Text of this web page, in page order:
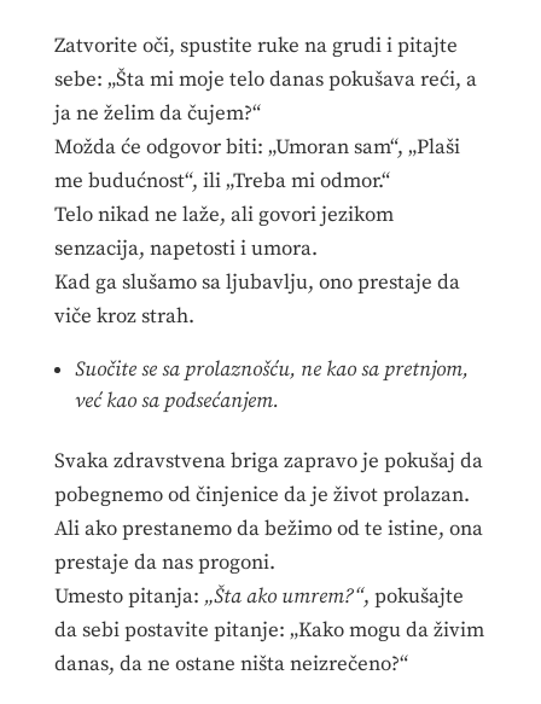
Zatvorite oči, spustite ruke na grudi i pitajte
sebe: „Šta mi moje telo danas pokušava reći, a
ja ne želim da čujem?“
Možda će odgovor biti: „Umoran sam“, „Plaši
me budućnost“, ili „Treba mi odmor.“
Telo nikad ne laže, ali govori jezikom
senzacija, napetosti i umora.
Kad ga slušamo sa ljubavlju, ono prestaje da
viče kroz strah.
Suočite se sa prolaznošću, ne kao sa pretnjom,
već kao sa podsećanjem.
Svaka zdravstvena briga zapravo je pokušaj da
pobegnemo od činjenice da je život prolazan.
Ali ako prestanemo da bežimo od te istine, ona
prestaje da nas progoni.
Umesto pitanja: „Šta ako umrem?“, pokušajte
da sebi postavite pitanje: „Kako mogu da živim
danas, da ne ostane ništa neizrečeno?“